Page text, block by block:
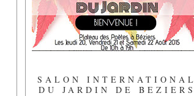
SALON INTERNATIONAL
DU JARDIN DE BEZIERS